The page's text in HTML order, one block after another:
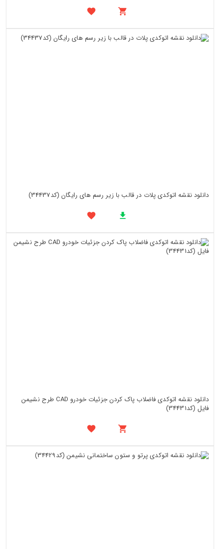
دانلود نقشه اتوکدی پلات در قالب با زیر رسم های رایگان (کد34437)
دانلود نقشه اتوکدی فاضلاب پاک کردن جزئیات خودرو CAD طرح نشیمن
فایل (کد34431)